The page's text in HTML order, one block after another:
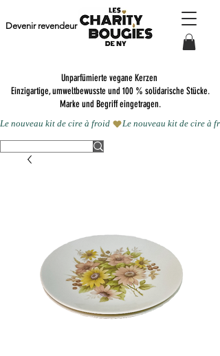
Unparfümierte vegane Kerzen
Einzigartige, umweltbewusste und 100 % solidarische Stücke.
Marke und Begriff eingetragen.
Devenir revendeur
Le nouveau kit de cire à froid